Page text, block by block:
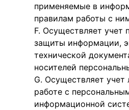
применяемые в
правилам работы с
Осуществляет учет
защиты информации,
технической
носителей
Осуществляет
работе с
информационной